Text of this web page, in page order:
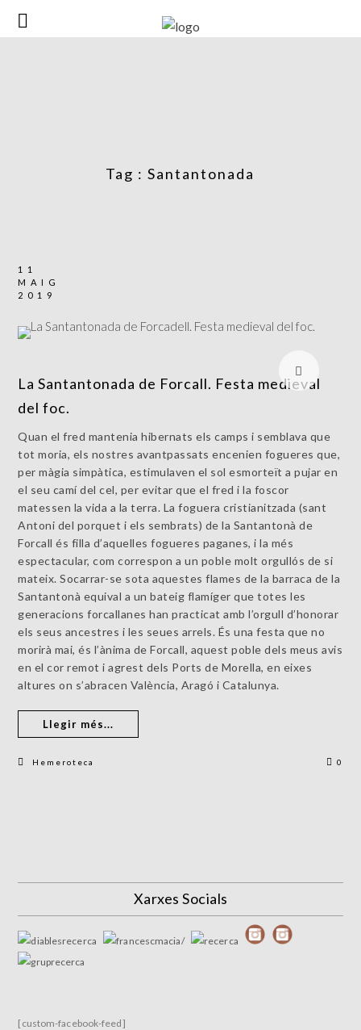
Tag :Santantonada
11
MAIG
2019
La Santantonada de Forcall. Festa medieval
del foc.
Quan el fred mantenia hibernats els camps i semblava que
tot moria, els nostres avantpassats encenien fogueres que,
per màgia simpàtica, estimulaven el sol esmorteït a pujar en
el seu camí del cel, per evitar que el fred i la foscor
matessen la vida a la terra. La foguera cristianitzada (sant
Antoni del porquet i els sembrats) de la Santantonà de
Forcall és filla d’aquelles fogueres paganes, i la més
espectacular, com correspon a un poble molt orgullós de si
mateix. Socarrar-se sota aquestes flames de la barraca de la
Santantonà equival a un bateig flamíger que totes les
generacions forcallanes han practicat amb l’orgull d’honorar
els seus ancestres i les seues arrels. És una festa que no
morirà mai, és l’ànima de Forcall, aquest poble dels meus avis
en el cor remot i agrest dels Ports de Morella, en eixes
altures on s’abracen València, Aragó i Catalunya.
Llegir més...
Hemeroteca 0
Xarxes Socials
[custom-facebook-feed]